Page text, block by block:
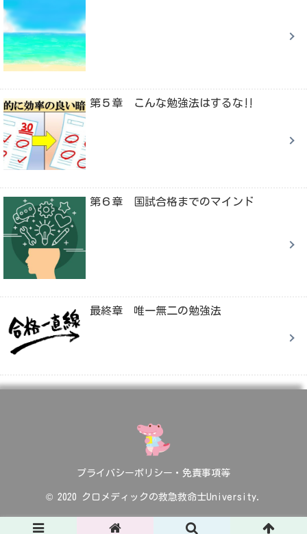
第５章 こんな勉強法はするな‼
第６章 国試合格までのマインド
最終章 唯一無二の勉強法
プライバシーポリシー・免責事項等
© 2020 クロメディックの救急救命士University.